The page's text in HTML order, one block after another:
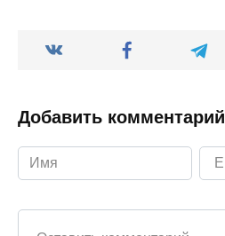
Добавить комментарий